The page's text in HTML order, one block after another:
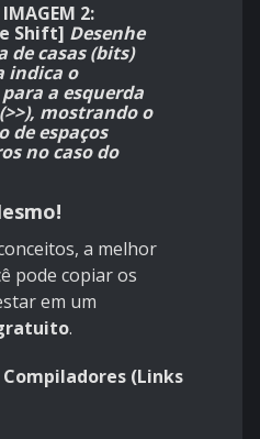
IMAGEM 2:
Shift] Desenhe
de casas (bits)
indica o
a esquerda
mostrando o
de espaços
no caso do
a melhor
pode copiar os
em um
.
(Links